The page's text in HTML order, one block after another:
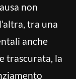
non
tra una
anche
trascurata, la